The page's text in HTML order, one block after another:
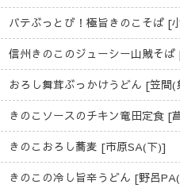
バテぶっとび！極旨きのこそば [
信州きのこのジューシー山賊そ
おろし舞茸ぶっかけうどん [笠間(
きのこソースのチキン竜田定食 [
きのこおろし蕎麦 [市原SA(下)]
きのこの冷し旨辛うどん [野呂